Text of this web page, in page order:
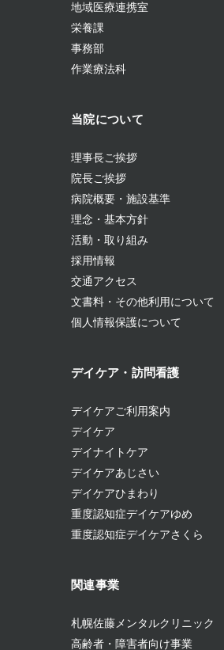
地域医療連携室
栄養課
事務部
作業療法科
当院について
理事長ご挨拶
院長ご挨拶
病院概要・施設基準
理念・基本方針
活動・取り組み
採用情報
交通アクセス
文書料・その他利用について
個人情報保護について
デイケア・訪問看護
デイケアご利用案内
デイケア
デイナイトケア
デイケアあじさい
デイケアひまわり
重度認知症デイケアゆめ
重度認知症デイケアさくら
関連事業
札幌佐藤メンタルクリニック
高齢者・障害者向け事業